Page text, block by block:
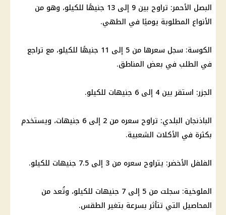
البصل الأحمر: تراوح بين 9 إلى 13 جنيهًا للكيلو، وهو من
الأنواع المطلوبة يوميًا في الطهي.
الكوسة: سجل سعرها من 5 إلى 11 جنيهًا للكيلو، مع تراجع
في الطلب في بعض المناطق.
الجزر: استقر بين 4 إلى 6 جنيهات للكيلو.
الباذنجان البلدي: تراوح سعره من 2 إلى 6 جنيهات، ويستخدم
بكثرة في الأكلات الشعبية.
الفلفل الأخضر: يتراوح سعره من 3 إلى 7.5 جنيهات للكيلو.
الملوخية: سجلت من 5 إلى 7 جنيهات للكيلو، وتُعد من
المحاصيل التي تتأثر بسرعة بتغير الطقس.